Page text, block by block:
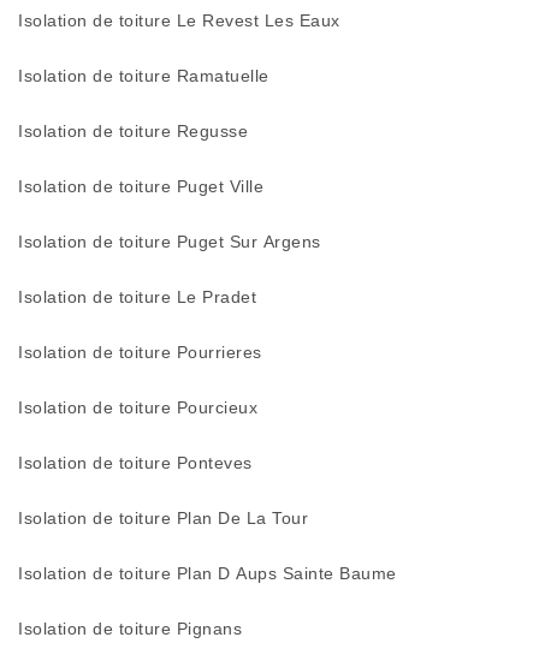
Isolation de toiture Le Revest Les Eaux
Isolation de toiture Ramatuelle
Isolation de toiture Regusse
Isolation de toiture Puget Ville
Isolation de toiture Puget Sur Argens
Isolation de toiture Le Pradet
Isolation de toiture Pourrieres
Isolation de toiture Pourcieux
Isolation de toiture Ponteves
Isolation de toiture Plan De La Tour
Isolation de toiture Plan D Aups Sainte Baume
Isolation de toiture Pignans